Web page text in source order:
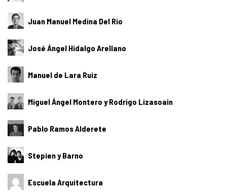
Juan Manuel Medina Del Rio
José Ángel Hidalgo Arellano
Manuel de Lara Ruiz
Miguel Ángel Montero y Rodrigo Lizasoain
Pablo Ramos Alderete
Stepien y Barno
Escuela Arquitectura